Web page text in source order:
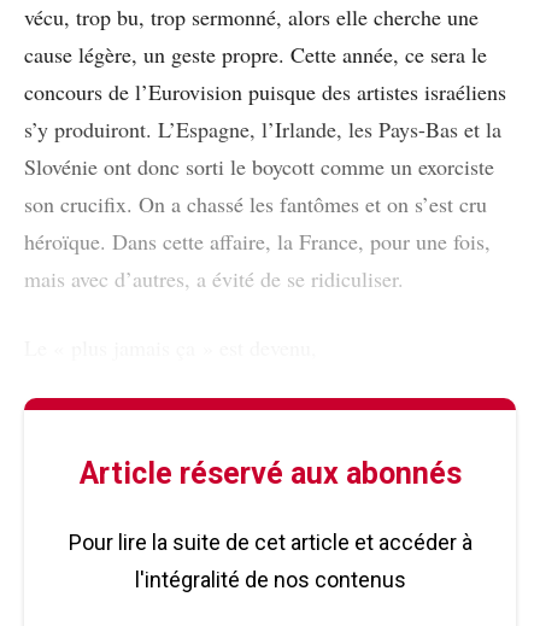
vécu, trop bu, trop sermonné, alors elle cherche une
cause légère, un geste propre. Cette année, ce sera le
concours de l’Eurovision puisque des artistes israéliens
s’y produiront. L’Espagne, l’Irlande, les Pays-Bas et la
Slovénie ont donc sorti le boycott comme un exorciste
son crucifix. On a chassé les fantômes et on s’est cru
héroïque. Dans cette affaire, la France, pour une fois,
mais avec d’autres, a évité de se ridiculiser.
Article réservé aux abonnés
Pour lire la suite de cet article et accéder à
l'intégralité de nos contenus